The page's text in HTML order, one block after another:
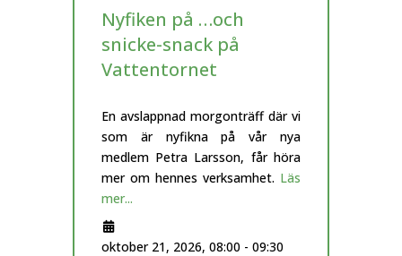
Nyfiken på …och
snicke-snack på
Vattentornet
En avslappnad morgonträff där vi
som är nyfikna på vår nya
medlem Petra Larsson, får höra
mer om hennes verksamhet. Läs
mer...
oktober 21, 2026, 08:00 - 09:30